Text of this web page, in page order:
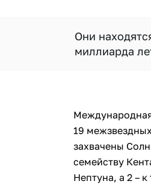
Они
миллиарда
19
захвачены
семейству
Нептуна, а 2 –